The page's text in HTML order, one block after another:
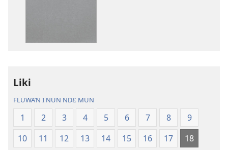
Ɲanmiɛn
Ndɛ’n
—
Mɛn
Liki
FLUWA’N I NUN NDƐ MUN
1 2 3 4 5 6 7 8
9
10
11 12 13 14 15 16 17
18